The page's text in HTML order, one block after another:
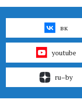
вк
youtube
ru–by